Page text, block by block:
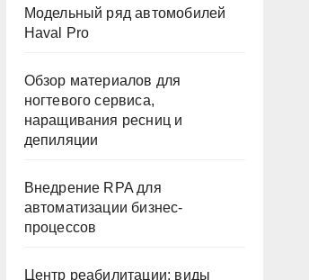
Модельный ряд автомобилей
Haval Pro
Обзор материалов для
ногтевого сервиса,
наращивания ресниц и
депиляции
Внедрение RPA для
автоматизации бизнес-
процессов
Центр реабилитации: виды